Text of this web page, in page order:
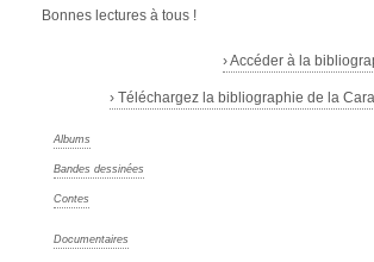
Bonnes lectures à tous !
› Accéder à la
› Téléchargez la bibliographie de la
Albums
Bandes dessinées
Contes
Documentaires